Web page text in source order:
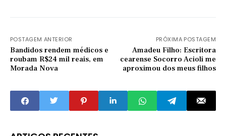
POSTAGEM ANTERIOR
Bandidos rendem médicos e
roubam R$24 mil reais, em
Morada Nova
PRÓXIMA POSTAGEM
Amadeu Filho: Escritora
cearense Socorro Acioli me
aproximou dos meus filhos